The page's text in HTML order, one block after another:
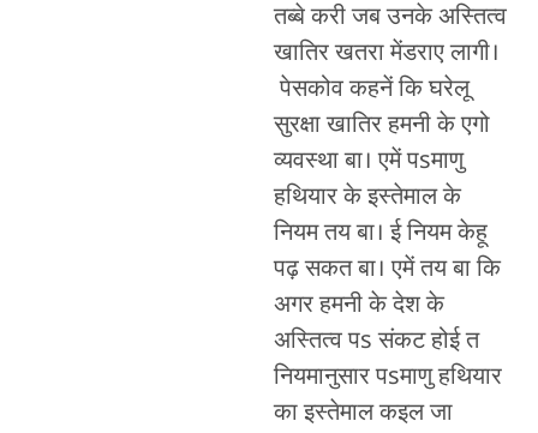
तब्बे करी जब उनके अस्तित्व
खातिर खतरा मेंडराए लागी।
पेसकोव कहनें कि घरेलू
सुरक्षा खातिर हमनी के एगो
व्यवस्था बा। एमें पsमाणु
हथियार के इस्तेमाल के
नियम तय बा। ई नियम केहू
पढ़ सकत बा। एमें तय बा कि
अगर हमनी के देश के
अस्तित्व पs संकट होई त
नियमानुसार पsमाणु हथियार
का इस्तेमाल कइल जा